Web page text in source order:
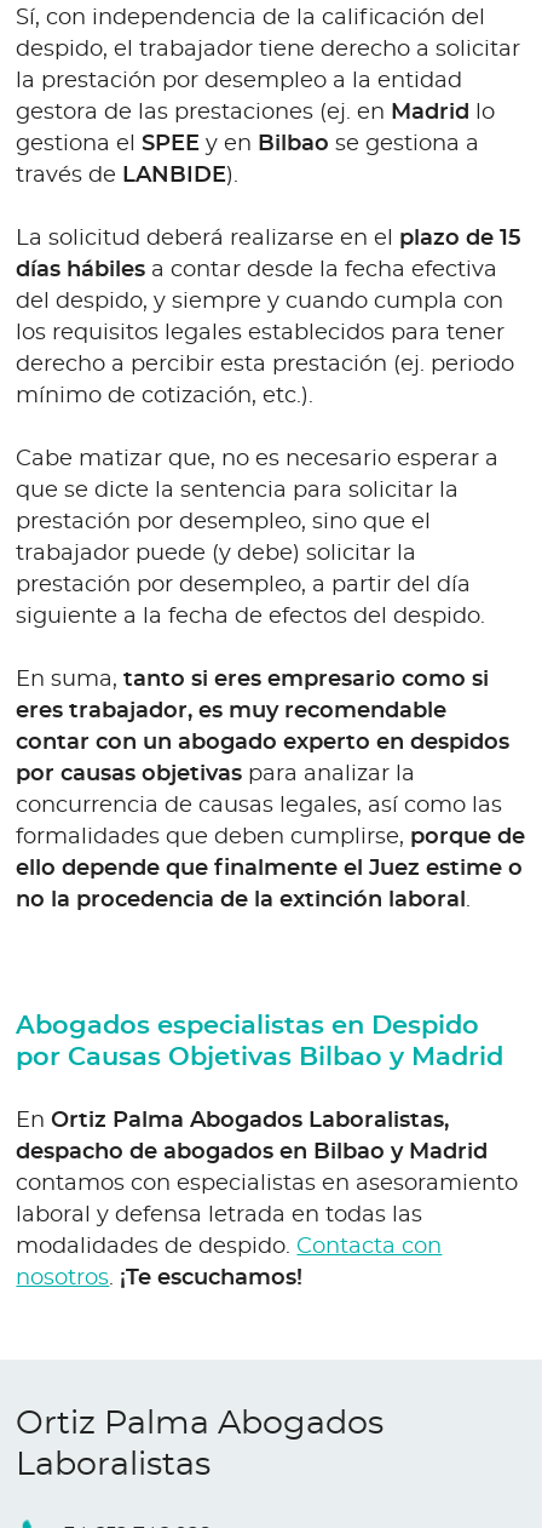
Sí, con independencia de la calificación del
despido, el trabajador tiene derecho a solicitar
la prestación por desempleo a la entidad
gestora de las prestaciones (ej. en Madrid lo
gestiona elSPEE y en Bilbao se gestiona a
través de LANBIDE).
La solicitud deberá realizarse en el plazo de 15
días hábiles a contar desde la fecha efectiva
del despido, y siempre y cuando cumpla con
los requisitos legales establecidos para tener
derecho a percibir esta prestación (ej. periodo
mínimo de cotización, etc.).
Cabe matizar que, no es necesario esperar a
que se dicte la sentencia para solicitar la
prestación por desempleo, sino que el
trabajador puede (y debe) solicitar la
prestación por desempleo, a partir del día
siguiente a la fecha de efectos del despido.
En suma,tanto si eres empresario como si
eres trabajador, es muy recomendable
contar con un abogado experto en despidos
por causas objetivas para analizar la
concurrencia de causas legales, así como las
formalidades que deben cumplirse, porque de
ello depende que finalmente el Juez estime o
no la procedencia de la extinción laboral .
Abogados especialistas en Despido
por Causas Objetivas Bilbao y Madrid
EnOrtiz Palma Abogados Laboralistas,
despacho de abogados en Bilbao y Madrid
contamos con especialistas en asesoramiento
laboral y defensa letrada en todas las
modalidades de despido. Contacta con
nosotros. ¡Te escuchamos!
Ortiz Palma Abogados
Laboralistas